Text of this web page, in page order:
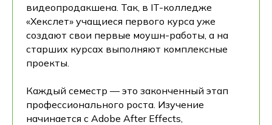
видеопродакшена. Так, в IT-колледже
«Хекслет» учащиеся первого курса уже
создают свои первые моушн-работы, а на
старших курсах выполняют комплексные
проекты.
Каждый семестр — это законченный этап
профессионального роста. Изучение
начинается с Adobe After Effects,